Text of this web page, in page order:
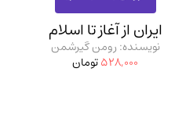
ایران از آغاز تا اسلام
نویسنده: رومن گیرشمن
528,000تومان